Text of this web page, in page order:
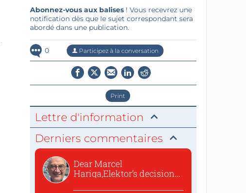
Abonnez-vous aux balises! Vous recevrez une
notification dès que le sujet correspondant sera
abordé dans une publication.
0 Participez à la conversation
Print
Lettre d'information
Derniers commentaires
Dear Marcel
Hariga,Elektor’s decision